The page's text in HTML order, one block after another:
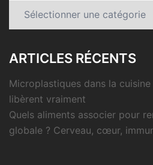
d’articles
ARTICLES RÉCENTS
Microplastiques dans la
libèrent vraiment
Quels aliments associer pour
globale ? Cerveau, cœur,